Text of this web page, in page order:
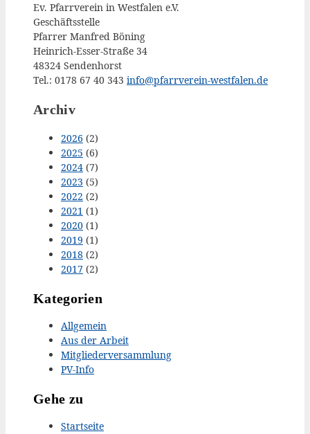
Ev. Pfarrverein in Westfalen e.V.
Geschäftsstelle
Pfarrer Manfred Böning
Heinrich-Esser-Straße 34
48324 Sendenhorst
Tel.: 0178 67 40 343 info@pfarrverein-westfalen.de
Archiv
2026 (2)
2025 (6)
2024 (7)
2023 (5)
2022 (2)
2021 (1)
2020 (1)
2019 (1)
2018 (2)
2017 (2)
Kategorien
Allgemein
Aus der Arbeit
Mitgliederversammlung
PV-Info
Gehe zu
Startseite